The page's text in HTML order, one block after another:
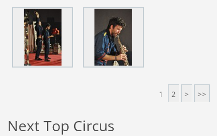
1 2 > >>
Next Top Circus